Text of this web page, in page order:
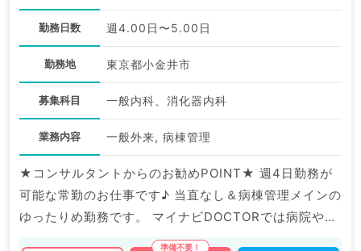
勤務日数 週4.00日〜5.00日
勤務地 東京都小金井市
募集科目 一般内科、消化器内科
業務内容 一般外来, 病棟管理
★コンサルタントからのお勧めPOINT★ 週4日勤務が
可能な常勤のお仕事です♪ 当直なし＆病棟管理メインの
ゆったりめ勤務です。 マイナビDOCTORでは病院やク
リニックなどの医療機関求人はもちろんのこと、 掲載